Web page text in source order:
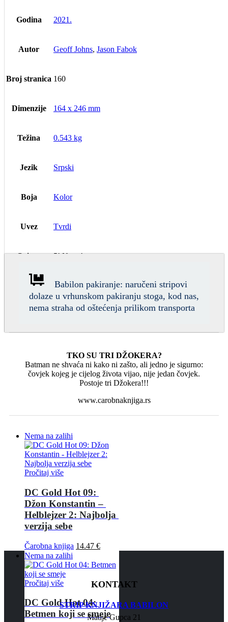
Godina 2021.
Autor Geoff Johns, Jason Fabok
Broj stranica 160
Dimenzije 164 x 246 mm
Težina 0.543 kg
Jezik Srpski
Boja Kolor
Uvez Tvrdi
Ocjena 5! Novo!
Babilon pakiranje: naručeni stripovi
dolaze u vrhunskom pakiranju stoga, kod nas,
nema straha od oštećenja prilikom transporta
TKO SU TRI DŽOKERA?
Batman ne shvaća ni kako ni zašto, ali jedno je sigurno:
čovjek kojeg je cijelog života vijao, nije jedan čovjek.
Postoje tri Džokera!!!
www.carobnaknjiga.rs
Nema na zalihi
Pročitaj više
DC Gold Hot 09:
Džon Konstantin –
Helblejzer 2: Najbolja
verzija sebe
Čarobna knjiga 14.47 €
Nema na zalihi
Pročitaj više
DC Gold Hot 04:
Betmen koji se smeje
KONTAKT
STRIP KNJIŽARA BABILON
Matije Gupca 21